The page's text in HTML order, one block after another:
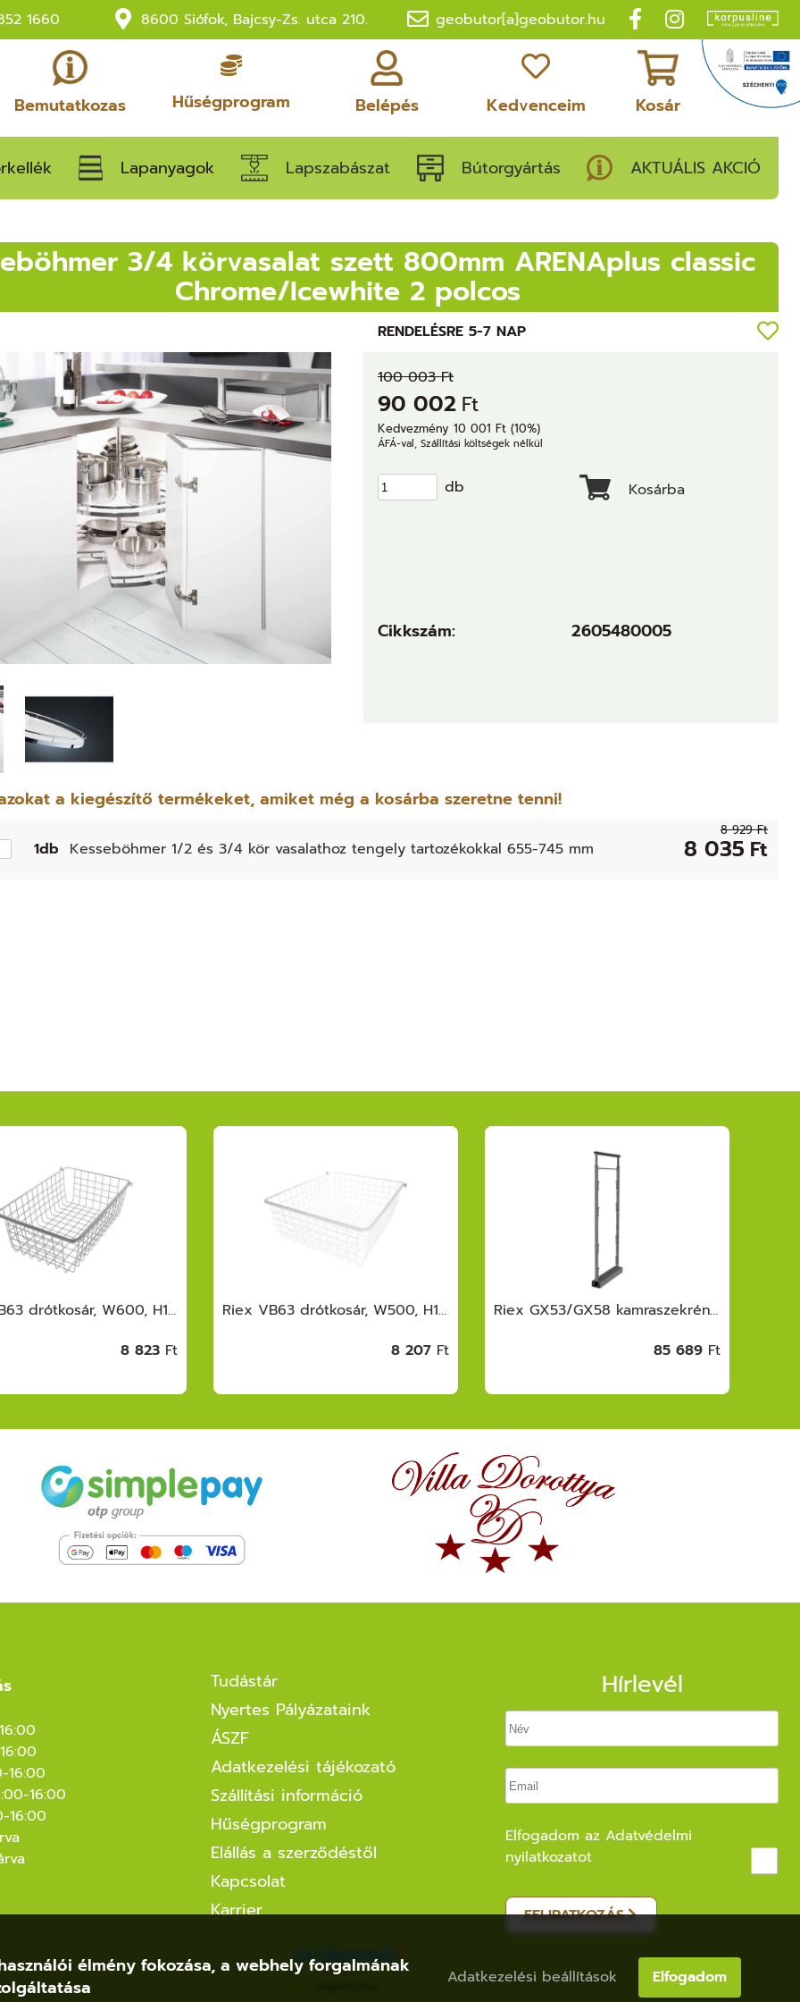
1660 8600 Siófok, Bajcsy-Zs. utca 210. geobutor[a]geobutor.hu
Bemutatkozas Hűségprogram Belépés Kedvenceim Kosár
Lapanyagok Lapszabászat Bútorgyártás AKTUÁLIS AKCIÓ
3/4 körvasalat szett 800mm ARENAplus classic
Chrome/Icewhite 2 polcos
RENDELÉSRE 5-7 NAP
100 003 Ft
90 002 Ft
Kedvezmény 10 001 Ft (10%)
ÁFÁ-val, Szállítási költségek nélkül
db Kosárba
a kiegészítő termékeket, amiket még a kosárba szeretne tenni!
1db Kesseböhmer 1/2 és 3/4 kör vasalathoz tengely tartozékokkal 655-745 mm
8 929 Ft
8 035 Ft
Cikkszám: 2605480005
Riex VB63 drótkosár, W600, H175, 494 mm, sötétszürke
8 823 Ft
Riex VB63 drótkosár, W500, H175, 494 mm, fehér
8 207 Ft
Riex GX53/GX58 kamraszekrény egység, ker ettel, fióksínnel, frontrögzítővel, 1850 -2000 mm, s.szürke
85 689 Ft
16:00
16:00
16:00
Tudástár
Nyertes Pályázataink
ÁSZF
Adatkezelési tájékozató
Szállítási információ
Hűségprogram
Elállás a szerződéstől
Kapcsolat
Karrier
Hírlevél
Elfogadom az Adatvédelmi
nyilatkozatot
FELIRATKOZÁS
élmény fokozása, a webhely forgalmának
Adatkezelési beállítások Elfogadom